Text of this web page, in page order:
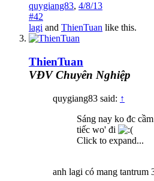
quygiang83, 4/8/13
#42
lagi and ThienTuan like this.
ThienTuan
VĐV Chuyên Nghiệp
quygiang83 said: ↑
Sáng nay ko đc
tiếc wo' đi
Click to expand...
anh lagi có mang tantrum